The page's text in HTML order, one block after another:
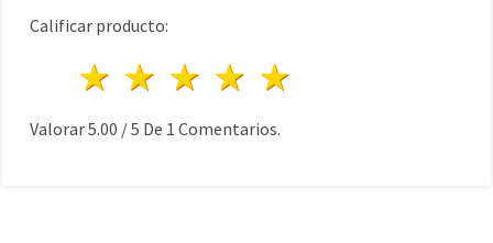
Calificar producto:
4 estrellas
3 estrellas
2 estrellas
1 estrella
Valorar5.00 /5 De 1 Comentarios.